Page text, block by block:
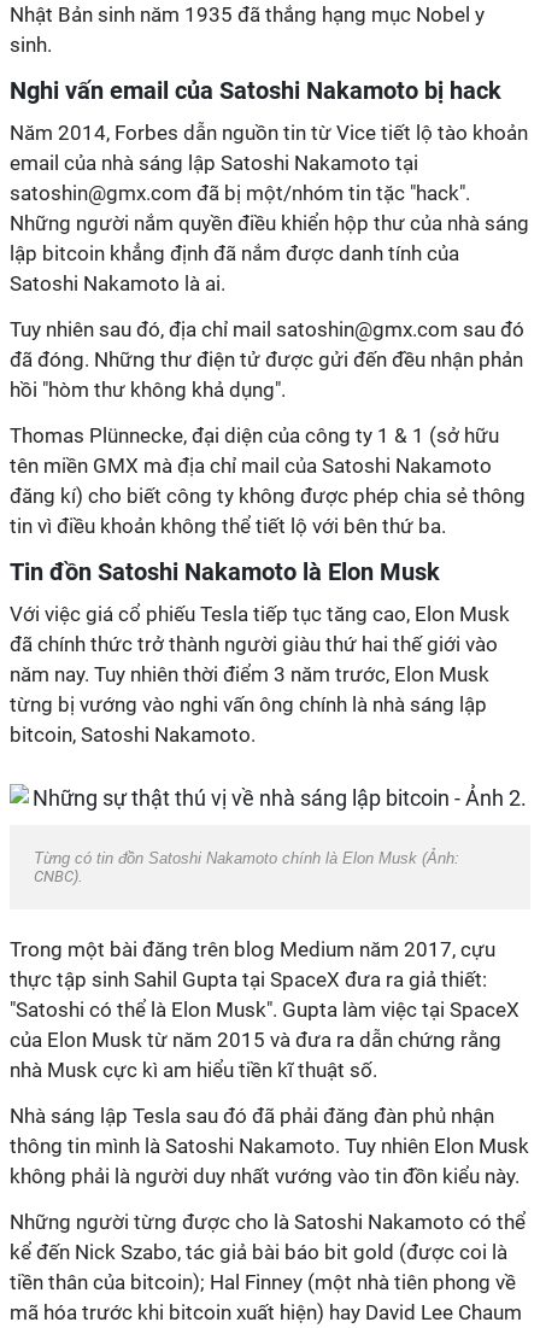
Nhật Bản sinh năm 1935 đã thắng hạng mục Nobel y
sinh.
Nghi vấn email của Satoshi Nakamoto bị hack
Năm 2014, Forbes dẫn nguồn tin từ Vice tiết lộ tào khoản
email của nhà sáng lập Satoshi Nakamoto tại
satoshin@gmx.com đã bị một/nhóm tin tặc "hack".
Những người nắm quyền điều khiển hộp thư của nhà sáng
lập bitcoin khẳng định đã nắm được danh tính của
Satoshi Nakamoto là ai.
Tuy nhiên sau đó, địa chỉ mail satoshin@gmx.com sau đó
đã đóng. Những thư điện tử được gửi đến đều nhận phản
hồi "hòm thư không khả dụng".
Thomas Plünnecke, đại diện của công ty 1 & 1 (sở hữu
tên miền GMX mà địa chỉ mail của Satoshi Nakamoto
đăng kí) cho biết công ty không được phép chia sẻ thông
tin vì điều khoản không thể tiết lộ với bên thứ ba.
Tin đồn Satoshi Nakamoto là Elon Musk
Với việc giá cổ phiếu Tesla tiếp tục tăng cao, Elon Musk
đã chính thức trở thành người giàu thứ hai thế giới vào
năm nay. Tuy nhiên thời điểm 3 năm trước, Elon Musk
từng bị vướng vào nghi vấn ông chính là nhà sáng lập
bitcoin, Satoshi Nakamoto.
Từng có tin đồn Satoshi Nakamoto chính là Elon Musk (Ảnh:
CNBC).
Trong một bài đăng trên blog Medium năm 2017, cựu
thực tập sinh Sahil Gupta tại SpaceX đưa ra giả thiết:
"Satoshi có thể là Elon Musk". Gupta làm việc tại SpaceX
của Elon Musk từ năm 2015 và đưa ra dẫn chứng rằng
nhà Musk cực kì am hiểu tiền kĩ thuật số.
Nhà sáng lập Tesla sau đó đã phải đăng đàn phủ nhận
thông tin mình là Satoshi Nakamoto. Tuy nhiên Elon Musk
không phải là người duy nhất vướng vào tin đồn kiểu này.
Những người từng được cho là Satoshi Nakamoto có thể
kể đến Nick Szabo, tác giả bài báo bit gold (được coi là
tiền thân của bitcoin); Hal Finney (một nhà tiên phong về
mã hóa trước khi bitcoin xuất hiện) hay David Lee Chaum